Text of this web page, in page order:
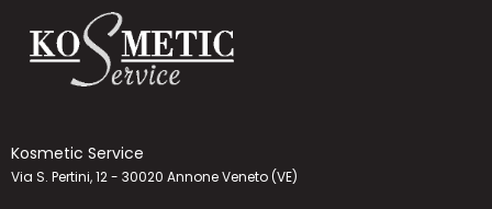
Kosmetic Service
Via S. Pertini, 12 - 30020 Annone Veneto (VE)